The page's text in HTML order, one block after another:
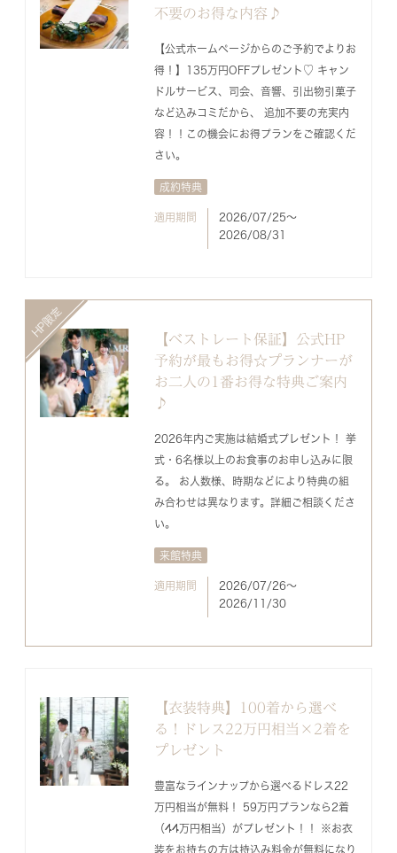
不要のお得な内容♪
【公式ホームページからのご予約でよりお
得！】135万円OFFプレゼント♡ キャン
ドルサービス、司会、音響、引出物引菓子
など込みコミだから、 追加不要の充実内
容！！この機会にお得プランをご確認くだ
さい。
成約特典
適用期間
2026/07/25〜
2026/08/31
【ベストレート保証】公式HP
予約が最もお得☆プランナーが
お二人の1番お得な特典ご案内
♪
2026年内ご実施は結婚式プレゼント！ 挙
式・6名様以上のお食事のお申し込みに限
る。 お人数様、時期などにより特典の組
み合わせは異なります。詳細ご相談くださ
い。
来館特典
適用期間
2026/07/26〜
2026/11/30
【衣装特典】100着から選べ
る！ドレス22万円相当×2着を
プレゼント
豊富なラインナップから選べるドレス22
万円相当が無料！ 59万円プランなら2着
（44万円相当）がプレゼント！！ ※お衣
装をお持ちの方は持込み料金が無料になり